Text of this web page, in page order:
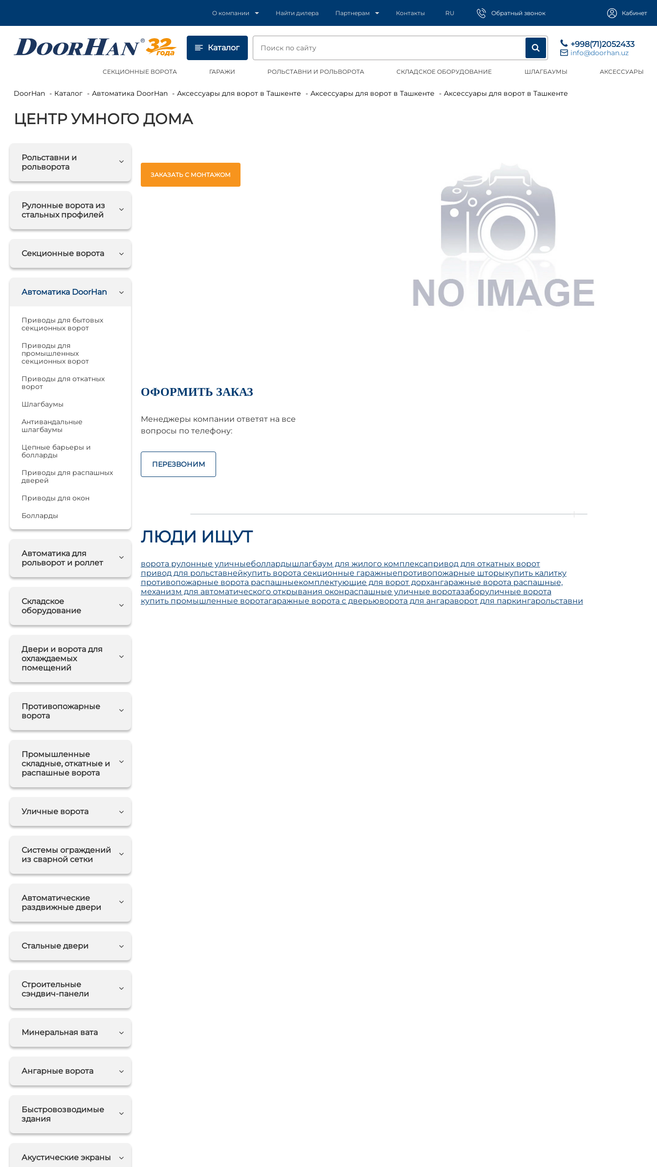
О компании Найти дилера Партнерам Контакты RU Обратный звонок Кабинет
Каталог +998(71)2052433
info@doorhan.uz
СЕКЦИОННЫЕ ВОРОТА ГАРАЖИ РОЛЬСТАВНИ И РОЛЬВОРОТА СКЛАДСКОЕ ОБОРУДОВАНИЕ ШЛАГБАУМЫ АКСЕССУАРЫ
DoorHan Каталог Автоматика DoorHan Аксессуары для ворот в Ташкенте Аксессуары для ворот в Ташкенте Аксессуары для ворот в Ташкенте
ЦЕНТР УМНОГО ДОМА
Рольставни и
рольворота
Рулонные ворота из
стальных профилей
Секционные ворота
Автоматика DoorHan
Приводы для бытовых
секционных ворот
Приводы для
промышленных
секционных ворот
Приводы для откатных
ворот
Шлагбаумы
Антивандальные
шлагбаумы
Цепные барьеры и
болларды
Приводы для распашных
дверей
Приводы для окон
Болларды
Автоматика для
рольворот и роллет
Складское
оборудование
Двери и ворота для
охлаждаемых
помещений
Противопожарные
ворота
Промышленные
складные, откатные и
распашные ворота
Уличные ворота
Системы ограждений
из сварной сетки
Автоматические
раздвижные двери
Стальные двери
Строительные
сэндвич-панели
Минеральная вата
Ангарные ворота
Быстровозводимые
здания
Акустические экраны
ЗАКАЗАТЬ С МОНТАЖОМ
ОФОРМИТЬ ЗАКАЗ
Менеджеры компании ответят на все
вопросы по телефону:
ПЕРЕЗВОНИМ
ЛЮДИ ИЩУТ
ворота рулонные уличныеболлардышлагбаум для жилого комплексапривод для откатных ворот
привод для рольставнейкупить ворота секционные гаражныепротивопожарные шторыкупить калитку
противопожарные ворота распашныекомплектующие для ворот дорхангаражные ворота распашные,
механизм для автоматического открывания оконраспашные уличные воротазаборуличные ворота
купить промышленные воротагаражные ворота с дверьюворота для ангараворот для паркингарольставни